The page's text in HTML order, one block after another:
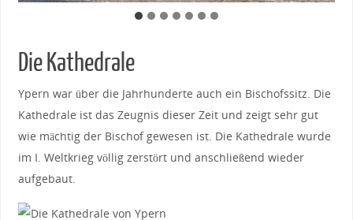
Die Kathedrale
Ypern war über die Jahrhunderte auch ein Bischofssitz. Die
Kathedrale ist das Zeugnis dieser Zeit und zeigt sehr gut
wie mächtig der Bischof gewesen ist. Die Kathedrale wurde
im I. Weltkrieg völlig zerstört und anschließend wieder
aufgebaut.